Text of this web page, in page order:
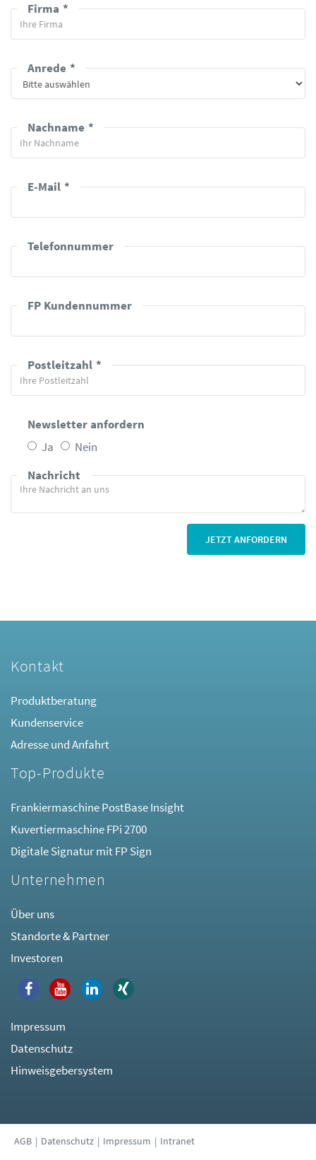
Firma
Anrede
Nachname
E-Mail
Telefonnummer
FP Kundennummer
Postleitzahl
Newsletter anfordern
Ja
Nein
Nachricht
Kontakt
Produktberatung
Kundenservice
Adresse und Anfahrt
Top-Produkte
Frankiermaschine PostBase Insight
Kuvertiermaschine FPi 2700
Digitale Signatur mit FP Sign
Unternehmen
Über uns
Standorte & Partner
Investoren
Impressum
Datenschutz
Hinweisgebersystem
AGB Datenschutz Impressum Intranet